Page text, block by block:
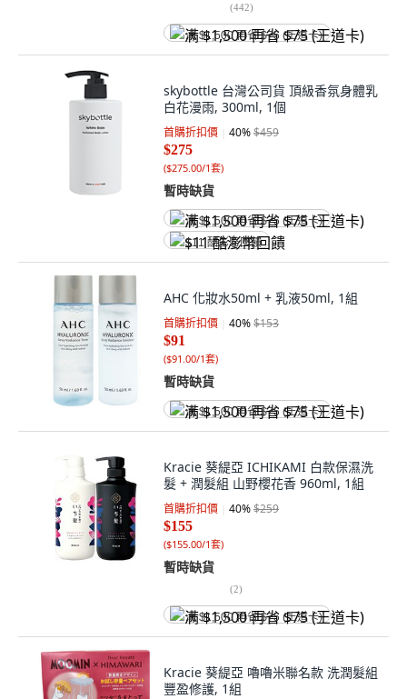
(442)
满 $1,500 再省 $75 (王道卡)
skybottle 台灣公司貨 頂級香氛身體乳
白花漫雨, 300ml, 1個
首購折扣價 40%$459
$275
($275.00/1套)
暫時缺貨
满 $1,500 再省 $75 (王道卡)
$11 酷澎幣回饋
AHC 化妝水50ml + 乳液50ml, 1組
首購折扣價 40%$153
$91
($91.00/1套)
暫時缺貨
满 $1,500 再省 $75 (王道卡)
Kracie 葵緹亞 ICHIKAMI 白款保濕洗
髮 + 潤髮組 山野櫻花香 960ml, 1組
首購折扣價 40%$259
$155
($155.00/1套)
暫時缺貨
(2)
满 $1,500 再省 $75 (王道卡)
Kracie 葵緹亞 嚕嚕米聯名款 洗潤髮組
豐盈修護, 1組